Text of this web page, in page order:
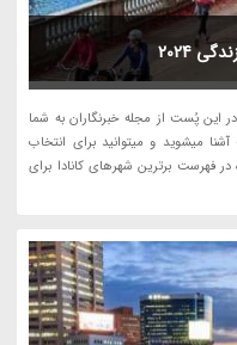
2024
برترین شهرهای کانادا برای تحصیل و زندگی 2024 در این پُست از مجله خبرنگاران به شما
میشوید و میتوانید برای انتخاب
فهرست برترین شهرهای کانادا برای